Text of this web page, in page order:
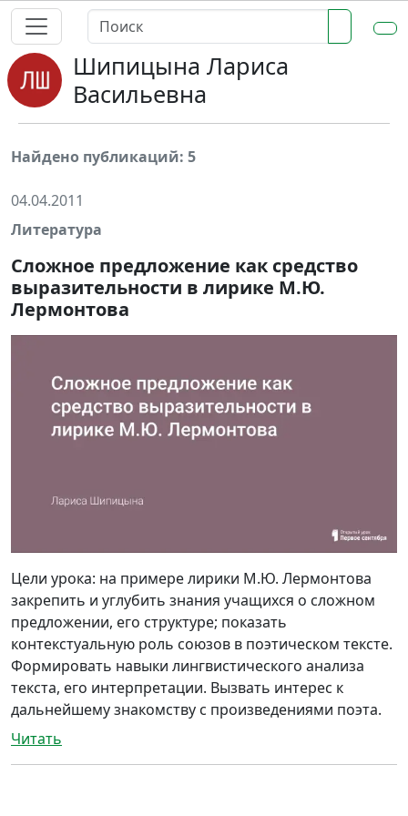
Шипицына Лариса
Васильевна
Найдено публикаций: 5
04.04.2011
Литература
Сложное предложение как средство
выразительности в лирике М.Ю.
Лермонтова
Цели урока: на примере лирики М.Ю. Лермонтова
закрепить и углубить знания учащихся о сложном
предложении, его структуре; показать
контекстуальную роль союзов в поэтическом тексте.
Формировать навыки лингвистического анализа
текста, его интерпретации. Вызвать интерес к
дальнейшему знакомству с произведениями поэта.
Читать